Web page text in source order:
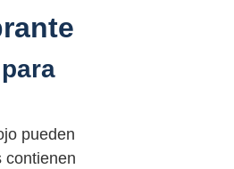
pueden
contienen